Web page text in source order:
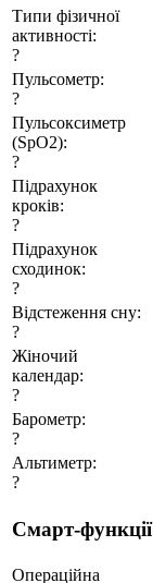
Типи фізичної
активності:
?
Пульсометр:
?
Пульсоксиметр
(SpO2):
?
Підрахунок
кроків:
?
Підрахунок
сходинок:
?
Відстеження сну:
?
Жіночий
календар:
?
Барометр:
?
Альтиметр:
?
Смарт-функції
Операційна